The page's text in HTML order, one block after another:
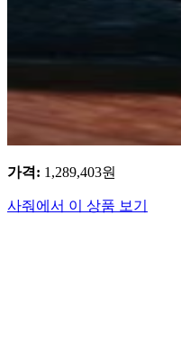
가격: 1,289,403원
사줘에서 이 상품 보기